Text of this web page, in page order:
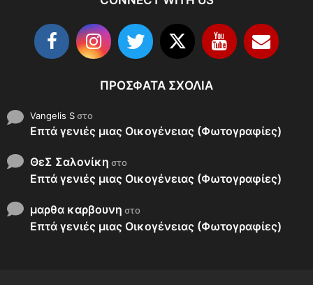
ΠΡΌΣΦΑΤΑ ΣΧΌΛΙΑ
Vangelis Sστο
Επτά γενιές μιας Οικογένειας (Φωτογραφίες)
ΘεΣ Σαλονίκη στο
Επτά γενιές μιας Οικογένειας (Φωτογραφίες)
μαρθα καρβουνη στο
Επτά γενιές μιας Οικογένειας (Φωτογραφίες)